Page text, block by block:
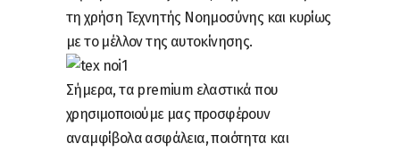
τη χρήση Τεχνητής Νοημοσύνης και κυρίως
με το μέλλον της αυτοκίνησης.
Σήμερα, τα premium ελαστικά που
χρησιμοποιούμε μας προσφέρουν
αναμφίβολα ασφάλεια, ποιότητα και